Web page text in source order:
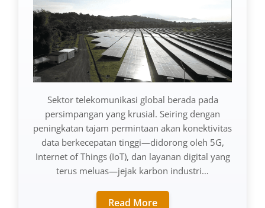
Sektor telekomunikasi global berada pada
persimpangan yang krusial. Seiring dengan
peningkatan tajam permintaan akan konektivitas
data berkecepatan tinggi—didorong oleh 5G,
Internet of Things (IoT), dan layanan digital yang
terus meluas—jejak karbon industri…
Read More